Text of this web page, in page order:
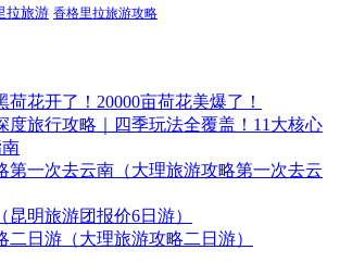
拉旅游 香格里拉旅游攻略
荷花开了！20000亩荷花美爆了！
度旅行攻略｜四季玩法全覆盖！11大核心
第一次去云南（大理旅游攻略第一次去云
昆明旅游团报价6日游）
二日游（大理旅游攻略二日游）